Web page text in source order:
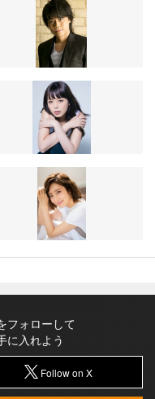
フォローして
に入れよう
Follow on X